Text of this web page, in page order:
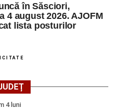
în Săsciori,
4 august 2026. AJOFM
lista posturilor
4 luni